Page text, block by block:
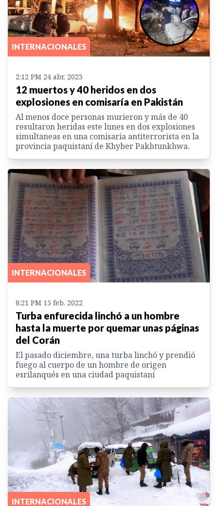
INTERNACIONALES
2:12 PM 24 abr. 2023
12 muertos y 40 heridos en dos
explosiones en comisaría en Pakistán
Al menos doce personas murieron y más de 40
resultaron heridas este lunes en dos explosiones
simultaneas en una comisaria antiterrorista en la
provincia paquistaní de Khyber Pakhtunkhwa.
INTERNACIONALES
8:21 PM 15 feb. 2022
Turba enfurecida linchó a un hombre
hasta la muerte por quemar unas páginas
del Corán
El pasado diciembre, una turba linchó y prendió
fuego al cuerpo de un hombre de origen
esrilanqués en una ciudad paquistaní
INTERNACIONALES